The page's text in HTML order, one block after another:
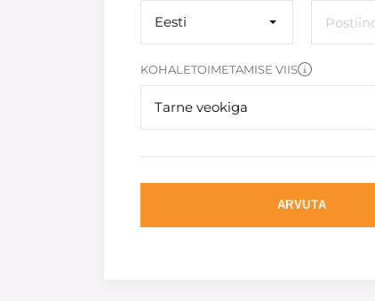
Eesti
KOHALETOIMETAMISE VIIS
Tarne veokiga
ARVUTA